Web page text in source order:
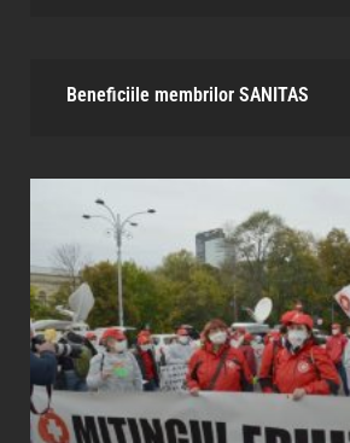
Beneficiile membrilor SANITAS​